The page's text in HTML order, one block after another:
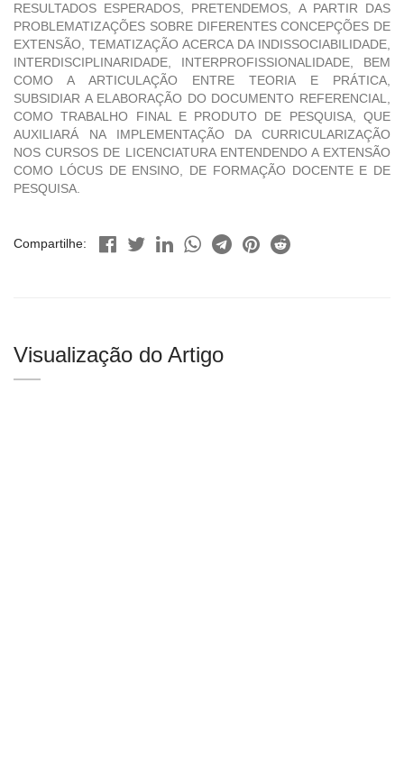
RESULTADOS ESPERADOS, PRETENDEMOS, A PARTIR DAS
PROBLEMATIZAÇÕES SOBRE DIFERENTES CONCEPÇÕES DE
EXTENSÃO, TEMATIZAÇÃO ACERCA DA INDISSOCIABILIDADE,
INTERDISCIPLINARIDADE, INTERPROFISSIONALIDADE, BEM
COMO A ARTICULAÇÃO ENTRE TEORIA E PRÁTICA,
SUBSIDIAR A ELABORAÇÃO DO DOCUMENTO REFERENCIAL,
COMO TRABALHO FINAL E PRODUTO DE PESQUISA, QUE
AUXILIARÁ NA IMPLEMENTAÇÃO DA CURRICULARIZAÇÃO
NOS CURSOS DE LICENCIATURA ENTENDENDO A EXTENSÃO
COMO LÓCUS DE ENSINO, DE FORMAÇÃO DOCENTE E DE
PESQUISA.
Compartilhe:
Visualização do Artigo